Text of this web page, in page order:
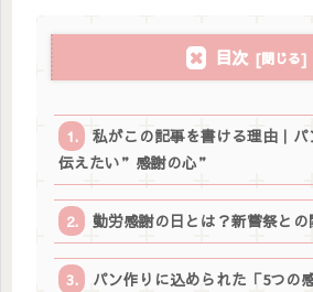
目次
私がこの記事を書ける理由｜
伝えたい”感謝の心”
勤労感謝の日とは？新嘗祭との
パン作りに込められた「5つの